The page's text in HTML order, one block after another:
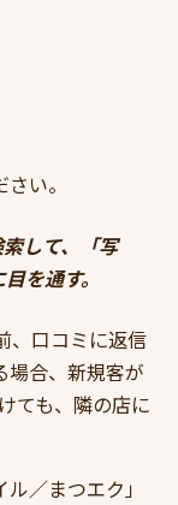
い。
して、「写
を通す。
、口コミに返信
合、新規客が
ても、隣の店に
／まつエク」